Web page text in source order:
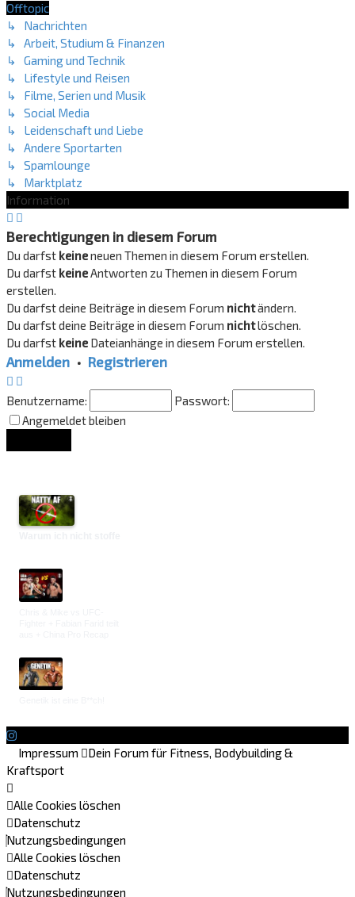
Offtopic
↳ Nachrichten
↳ Arbeit, Studium & Finanzen
↳ Gaming und Technik
↳ Lifestyle und Reisen
↳ Filme, Serien und Musik
↳ Social Media
↳ Leidenschaft und Liebe
↳ Andere Sportarten
↳ Spamlounge
↳ Marktplatz
Information
Berechtigungen in diesem Forum
Du darfst keineneuen Themen in diesem Forum erstellen.
Du darfst keineAntworten zu Themen in diesem Forum
erstellen.
Du darfst deine Beiträge in diesem Forum nichtändern.
Du darfst deine Beiträge in diesem Forum nichtlöschen.
Du darfst keine Dateianhänge in diesem Forum erstellen.
Anmelden • Registrieren
Benutzername:
Passwort:
Angemeldet bleiben
Impressum
Dein Forum für Fitness, Bodybuilding &
Kraftsport
Alle Cookies löschen
Datenschutz
Nutzungsbedingungen
Alle Cookies löschen
Datenschutz
Nutzungsbedingungen